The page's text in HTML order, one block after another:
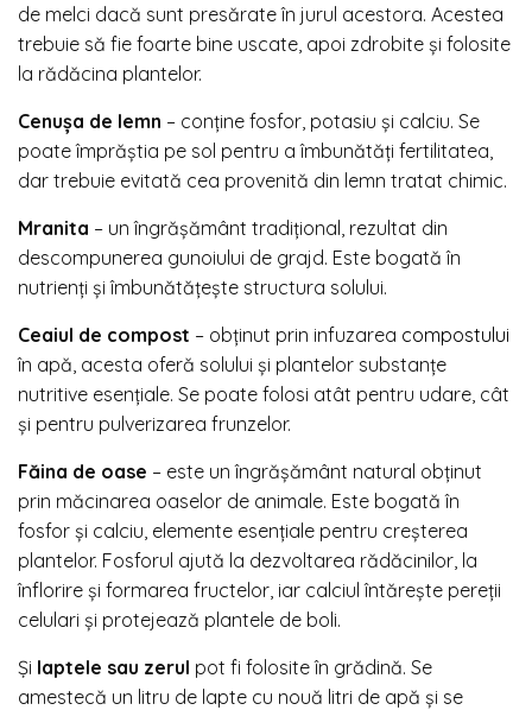
de melci dacă sunt presărate în jurul acestora. Acestea
trebuie să fie foarte bine uscate, apoi zdrobite și folosite
la rădăcina plantelor.
Cenușa de lemn – conține fosfor, potasiu și calciu. Se
poate împrăștia pe sol pentru a îmbunătăți fertilitatea,
dar trebuie evitată cea provenită din lemn tratat chimic.
Mranita – un îngrășământ tradițional, rezultat din
descompunerea gunoiului de grajd. Este bogată în
nutrienți și îmbunătățește structura solului.
Ceaiul de compost – obținut prin infuzarea compostului
în apă, acesta oferă solului și plantelor substanțe
nutritive esențiale. Se poate folosi atât pentru udare, cât
și pentru pulverizarea frunzelor.
Făina de oase – este un îngrășământ natural obținut
prin măcinarea oaselor de animale. Este bogată în
fosfor și calciu, elemente esențiale pentru creșterea
plantelor. Fosforul ajută la dezvoltarea rădăcinilor, la
înflorire și formarea fructelor, iar calciul întărește pereții
celulari și protejează plantele de boli.
Și laptele sau zerul pot fi folosite în grădină. Se
amestecă un litru de lapte cu nouă litri de apă și se